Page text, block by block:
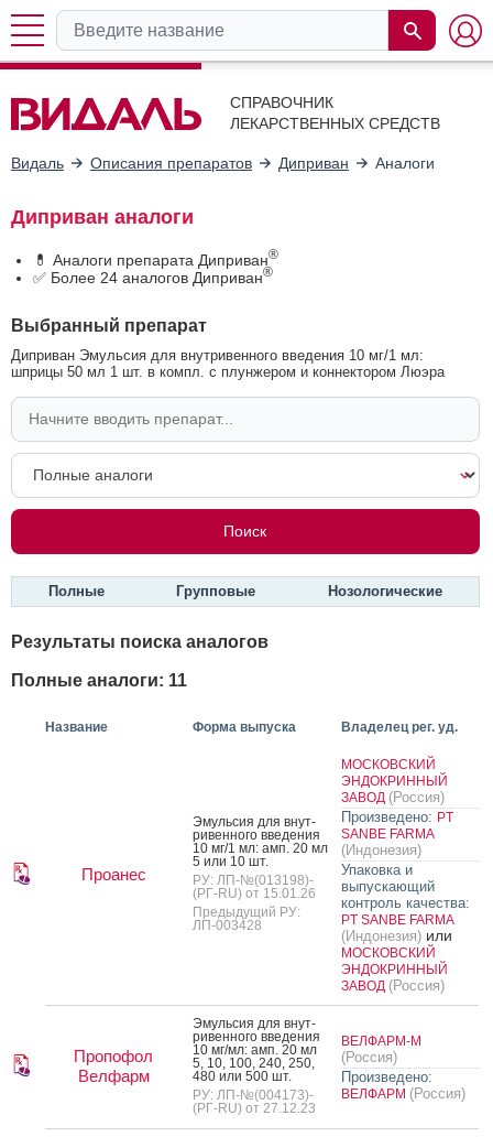
СПРАВОЧНИК
ЛЕКАРСТВЕННЫХ СРЕДСТВ
Видаль Описания препаратов Диприван Аналоги
Диприван аналоги
💊 Аналоги препарата Диприван®
✅ Более 24 аналогов Диприван®
Выбранный препарат
Диприван Эмульсия для внутривенного введения 10 мг/1 мл:
шприцы 50 мл 1 шт. в компл. с плунжером и коннектором Люэра
Полные Групповые Нозологические
Результаты поиска аналогов
Полные аналоги: 11
Название Форма выпуска Владелец рег. уд.
Проанес
Эмуль­сия для внут­
ри­вен­но­го вве­дения
10 мг/1 мл: амп. 20 мл
5 или 10 шт.
РУ: ЛП-№(013198)-
(РГ-RU) от 15.01.26
Предыдущий РУ:
ЛП-003428
МОСКОВСКИЙ
ЭНДОКРИННЫЙ
ЗАВОД (Россия)
Произведено: PT
SANBE FARMA
(Индонезия)
Упаковка и
выпускающий
контроль качества:
PT SANBE FARMA
(Индонезия) или
МОСКОВСКИЙ
ЭНДОКРИННЫЙ
ЗАВОД (Россия)
Пропофол
Велфарм
Эмуль­сия для внут­
ри­вен­но­го вве­дения
10 мг/мл: амп. 20 мл
5, 10, 100, 240, 250,
480 или 500 шт.
РУ: ЛП-№(004173)-
(РГ-RU) от 27.12.23
ВЕЛФАРМ-М
(Россия)
Произведено:
ВЕЛФАРМ (Россия)